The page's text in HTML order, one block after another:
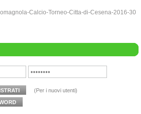
Calcio-Torneo-Citta-di-Cesena-2016-30
(Per i nuovi utenti)